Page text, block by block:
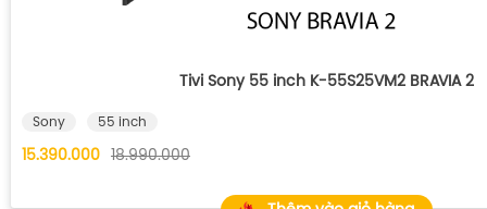
Tivi Sony 55 inch K-55S25VM2 BRAVIA 2
Sony 55 inch
15.390.000 18.990.000